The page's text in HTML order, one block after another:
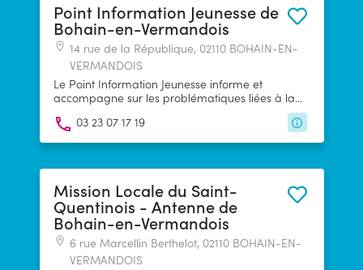
Point Information Jeunesse de
Bohain-en-Vermandois
14 rue de la République, 02110 BOHAIN-EN-
VERMANDOIS
Le Point Information Jeunesse informe et
accompagne sur les problématiques liées à la
jeunesse : orientation, emploi, logement, mobilité,
engagement...
03 23 07 17 19
Mission Locale du Saint-
Quentinois - Antenne de
Bohain-en-Vermandois
6 rue Marcellin Berthelot, 02110 BOHAIN-EN-
VERMANDOIS